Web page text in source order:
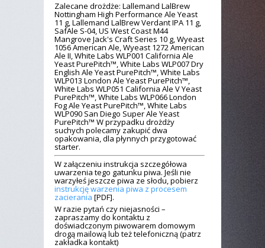
Zalecane drożdże: Lallemand LalBrew
Nottingham High Performance Ale Yeast
11 g, Lallemand LalBrew Verdant IPA 11 g,
SafAle S-04, US West Coast M44
Mangrove Jack's Craft Series 10 g, Wyeast
1056 American Ale, Wyeast 1272 American
Ale II, White Labs WLP001 California Ale
Yeast PurePitch™, White Labs WLP007 Dry
English Ale Yeast PurePitch™, White Labs
WLP013 London Ale Yeast PurePitch™,
White Labs WLP051 California Ale V Yeast
PurePitch™, White Labs WLP066 London
Fog Ale Yeast PurePitch™, White Labs
WLP090 San Diego Super Ale Yeast
PurePitch™ W przypadku drożdży
suchych polecamy zakupić dwa
opakowania, dla płynnych przygotować
starter.
W załączeniu instrukcja szczegółowa
uwarzenia tego gatunku piwa. Jeśli nie
warzyłeś jeszcze piwa ze słodu, pobierz
instrukcję warzenia piwa z procesem
zacierania [PDF].
W razie pytań czy niejasności –
zapraszamy do kontaktu z
doświadczonym piwowarem domowym
drogą mailową lub też telefoniczną (patrz
zakładka kontakt)